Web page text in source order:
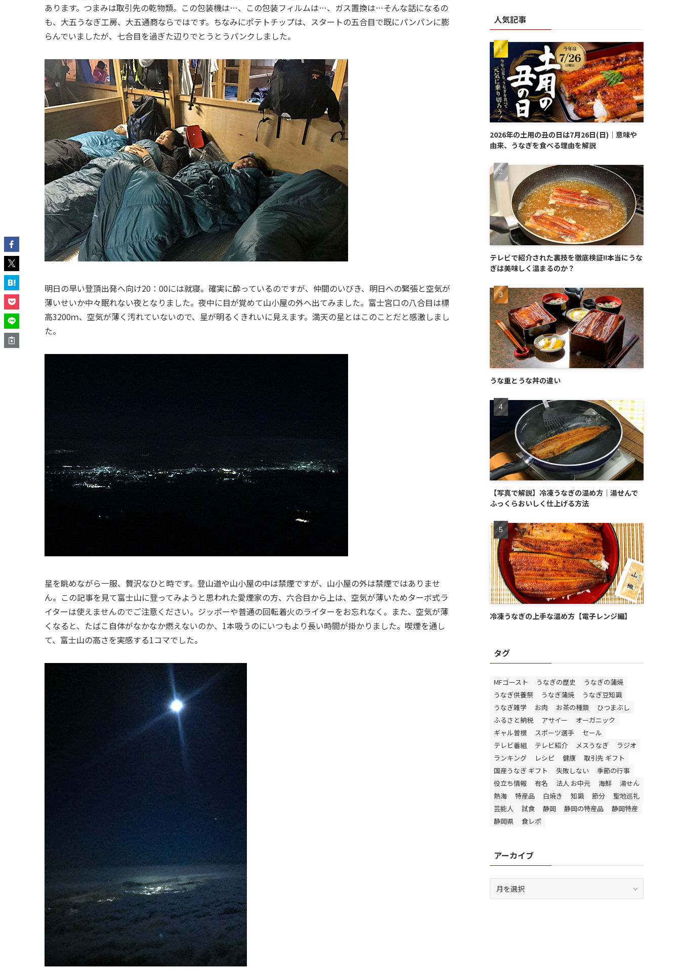
あります。つまみは取引先の乾物類。この包装機は…、この包装フィルムは…、ガス置換は…そんな話になるの
も、大五うなぎ工房、大五通商ならではです。ちなみにポテトチップは、スタートの五合目で既にパンパンに膨
らんでいましたが、七合目を過ぎた辺りでとうとうパンクしました。
明日の早い登頂出発へ向け20：00には就寝。確実に酔っているのですが、仲間のいびき、明日への緊張と空気が
薄いせいか中々眠れない夜となりました。夜中に目が覚めて山小屋の外へ出てみました。富士宮口の八合目は標
高3200ｍ、空気が薄く汚れていないので、星が明るくきれいに見えます。満天の星とはこのことだと感激しまし
た。
星を眺めながら一服、贅沢なひと時です。登山道や山小屋の中は禁煙ですが、山小屋の外は禁煙ではありませ
ん。この記事を見て富士山に登ってみようと思われた愛煙家の方、六合目から上は、空気が薄いためターボ式ラ
イターは使えませんのでご注意ください。ジッポーや普通の回転着火のライターをお忘れなく。また、空気が薄
くなると、たばこ自体がなかなか燃えないのか、1本吸うのにいつもより長い時間が掛かりました。喫煙を通し
て、富士山の高さを実感する1コマでした。
人気記事
2026年の土用の丑の日は7月26日(日)｜意味や
由来、うなぎを食べる理由を解説
テレビで紹介された裏技を徹底検証!!本当にうな
ぎは美味しく温まるのか？
うな重とうな丼の違い
【写真で解説】冷凍うなぎの温め方｜湯せんで
ふっくらおいしく仕上げる方法
冷凍うなぎの上手な温め方【電子レンジ編】
タグ
MFゴースト うなぎの歴史
うなぎの蒲焼
うなぎ供養祭
うなぎ蒲焼
うなぎ豆知識
うなぎ雑学
お肉 お茶の種類
ひつまぶし
ふるさと納税
アサイー
オーガニック
ギャル曽根
スポーツ選手
セール
テレビ番組
テレビ紹介 メスうなぎ
ラジオ
ランキング
レシピ 健康
取引先 ギフト
国産うなぎ ギフト
失敗しない
季節の行事
役立ち情報
有名 法人 お中元 海鮮
湯せん
熱海
特産品 白焼き 知識 節分
聖地巡礼
芸能人
試食 静岡 静岡の特産品
静岡特産
静岡県
食レポ
アーカイブ